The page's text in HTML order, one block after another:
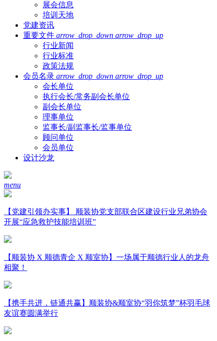
展会信息
培训天地
党建资讯
重要文件 arrow_drop_down arrow_drop_up
行业新闻
行业标准
政策法规
会员名录 arrow_drop_down arrow_drop_up
会长单位
执行会长/常务副会长单位
副会长单位
理事单位
监事长/副监事长/监事单位
顾问单位
会员单位
设计沙龙
menu
【党建引领办实事】 顺装协党支部联合区建设行业兄弟协会
开展“应急救护技能培训班”
【顺装协 X 顺德青企 X 顺室协】一场属于顺德行业人的龙舟
相聚！
【携手共进，链通共赢】顺装协&顺室协“羽你筑梦”杯羽毛球
友谊赛圆满举行